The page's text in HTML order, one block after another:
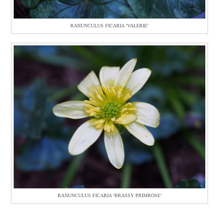
RANUNCULUS FICARIA ‘VALERIE’
RANUNCULUS FICARIA ‘BRASSY PRIMROSE’